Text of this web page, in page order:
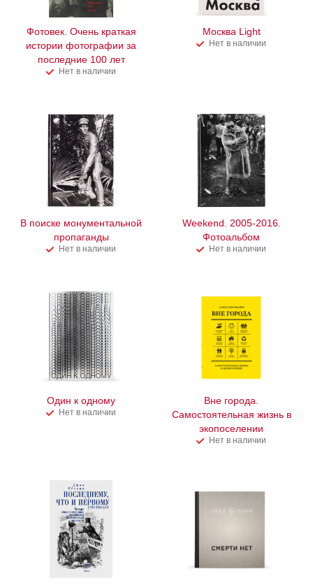
Фотовек. Очень краткая
истории фотографии за
последние 100 лет
Нет в наличии
Москва Light
Нет в наличии
В поиске монументальной
пропаганды
Нет в наличии
Weekend. 2005-2016.
Фотоальбом
Нет в наличии
Один к одному
Нет в наличии
Вне города.
Самостоятельная жизнь в
экопоселении
Нет в наличии